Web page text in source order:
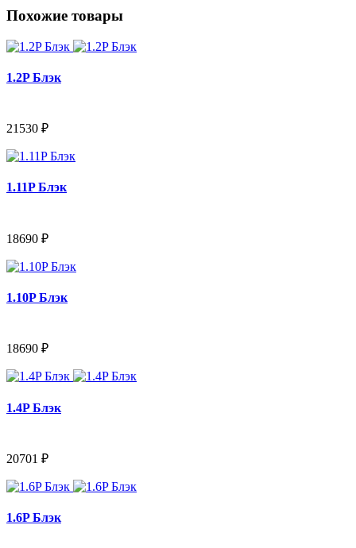
Похожие товары
1.2P Блэк
21530 ₽
1.11P Блэк
18690 ₽
1.10P Блэк
18690 ₽
1.4P Блэк
20701 ₽
1.6P Блэк